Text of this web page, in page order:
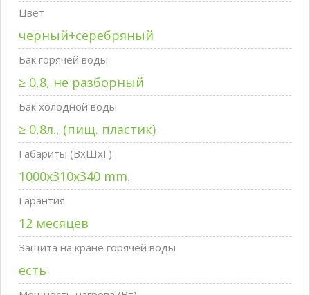
Цвет
черный+серебряный
Бак горячей воды
≥ 0,8, не разборный
Бак холодной воды
≥ 0,8л., (пищ. пластик)
Габариты (ВxШxГ)
1000x310x340 mm.
Гарантия
12 месяцев
Защита на кране горячей воды
есть